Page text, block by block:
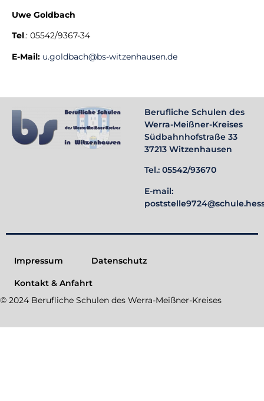
Uwe Goldbach
Tel.: 05542/9367-34
E-Mail: u.goldbach@bs-witzenhausen.de
Berufliche Schulen des
Werra-Meißner-Kreises
Südbahnhofstraße 33
37213 Witzenhausen
Tel.: 05542/93670
E-mail:
Impressum Datenschutz
Kontakt & Anfahrt
© 2024 Berufliche Schulen des Werra-Meißner-Kreises